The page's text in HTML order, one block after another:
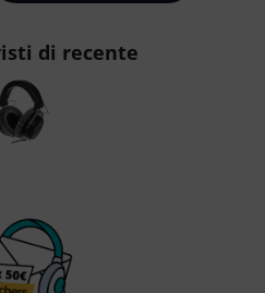
di recente